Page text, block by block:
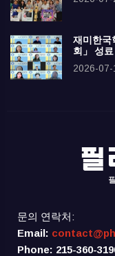
재미한국
회」 성료
2026-07-
문의 연락처:
Email:
Phone: 215-360-